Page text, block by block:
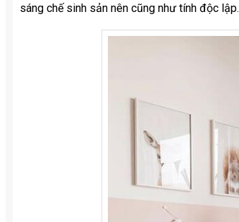
sáng chế sinh sản nên cũng như tính độc lập.